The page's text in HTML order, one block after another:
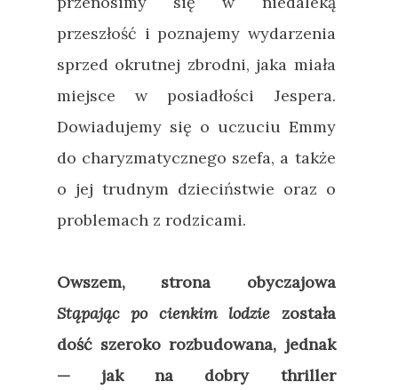
przeszłość i poznajemy wydarzenia
sprzed okrutnej zbrodni, jaka miała
miejsce w posiadłości Jespera.
Dowiadujemy się o uczuciu Emmy
do charyzmatycznego szefa, a także
o jej trudnym dzieciństwie oraz o
problemach z rodzicami.
Owszem, strona obyczajowa
Stąpając po cienkim lodzie została
dość szeroko rozbudowana, jednak
— jak na dobry thriller